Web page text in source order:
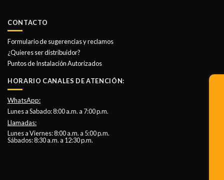
CONTACTO
Formulario de sugerencias y reclamos
¿Quieres ser distribuidor?
Puntos de Instalación Autorizados
HORARIO CANALES DE ATENCIÓN:
WhatsApp:
Lunes a Sabado: 8:00 a.m. a 7:00 p.m.
Llamadas:
Lunes a Viernes: 8:00 a.m. a 5:00 p.m.
Sábados: 8:30 a.m. a 12:30 p.m.